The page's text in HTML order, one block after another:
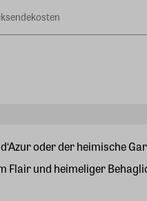
oder der heimische
Flair und heimeliger